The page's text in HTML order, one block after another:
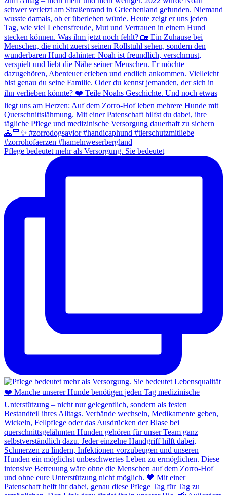
Pflege bedeutet mehr als Versorgung. Sie bedeutet